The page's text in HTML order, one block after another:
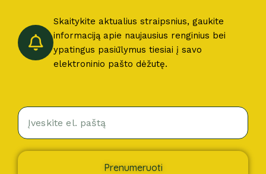
Skaitykite aktualius straipsnius, gaukite
informaciją apie naujausius renginius bei
ypatingus pasiūlymus tiesiai į savo
elektroninio pašto dėžutę.
Prenumeruoti